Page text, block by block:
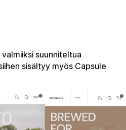
suunniteltua
sisältyy myös Capsule